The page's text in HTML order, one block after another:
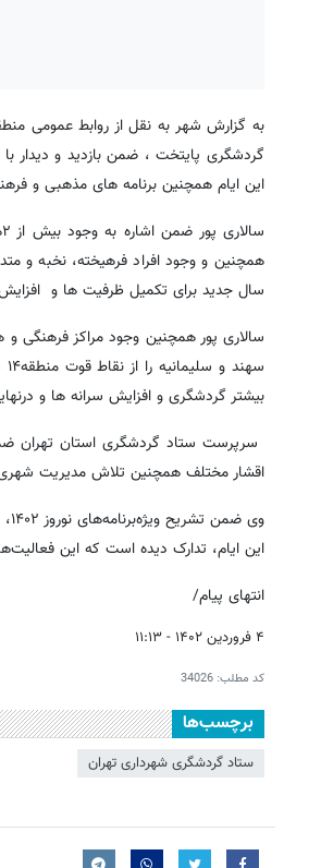
گردشگری پایتخت ، ضمن بازدید و دیدار
این ایام همچنین برنامه های مذهبی و
همچنین و وجود افراد فرهیخته، نخبه و
سال جدید برای تکمیل ظرفیت ها و افزایش
سالاری پور همچنین وجود مراکز فرهنگی
بیشتر گردشگری و افزایش سرانه ها و
اقشار مختلف همچنین تلاش مدیریت
این ایام، تدارک دیده است که این
انتهای پیام/
۴ فروردین ۱۴۰۲ - ۱۱:۱۳
کد مطلب: 34026
برچسب‌ها
ستاد گردشگری شهرداری تهران